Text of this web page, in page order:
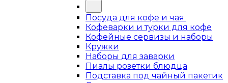
Посуда для кофе и чая
Кофеварки и турки для кофе
Кофейные сервизы и наборы
Кружки
Наборы для заварки
Пиалы розетки блюдца
Подставка под чайный пакетик